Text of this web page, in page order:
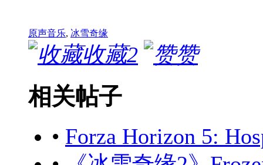
原声音乐, 冰雪奇缘
收藏2 赞
相关帖子
• Forza Horizon 5: